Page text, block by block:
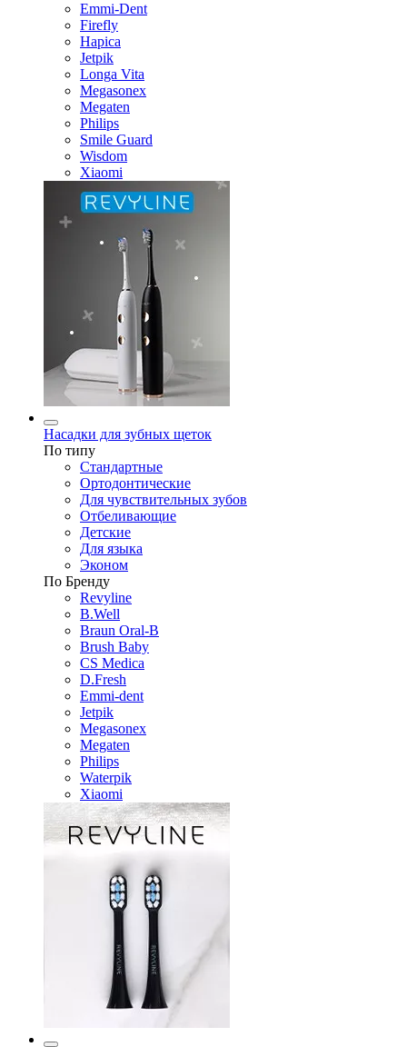
Emmi-Dent
Firefly
Hapica
Jetpik
Longa Vita
Megasonex
Megaten
Philips
Smile Guard
Wisdom
Xiaomi
Насадки для зубных щеток
По типу
Стандартные
Ортодонтические
Для чувствительных зубов
Отбеливающие
Детские
Для языка
Эконом
По Бренду
Revyline
B.Well
Braun Oral-B
Brush Baby
CS Medica
D.Fresh
Emmi-dent
Jetpik
Megasonex
Megaten
Philips
Waterpik
Xiaomi